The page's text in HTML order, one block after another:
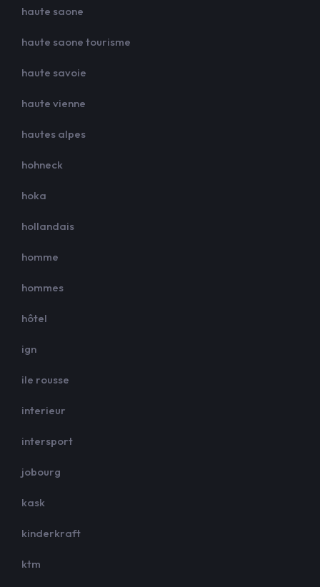
haute saone
haute saone tourisme
haute savoie
haute vienne
hautes alpes
hohneck
hoka
hollandais
homme
hommes
hôtel
ign
ile rousse
interieur
intersport
jobourg
kask
kinderkraft
ktm